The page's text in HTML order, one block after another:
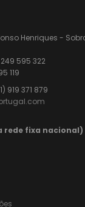
Henriques -
595 322
119
919 371 879
rede fixa nacional)